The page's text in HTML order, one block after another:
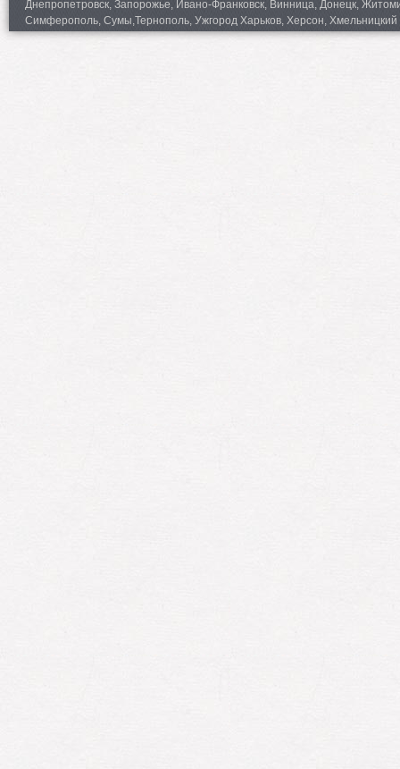
Днепропетровск, Запорожье, Ивано-Франковск, Винница, Донецк,
Симферополь, Сумы,Тернополь, Ужгород Харьков, Херсон,